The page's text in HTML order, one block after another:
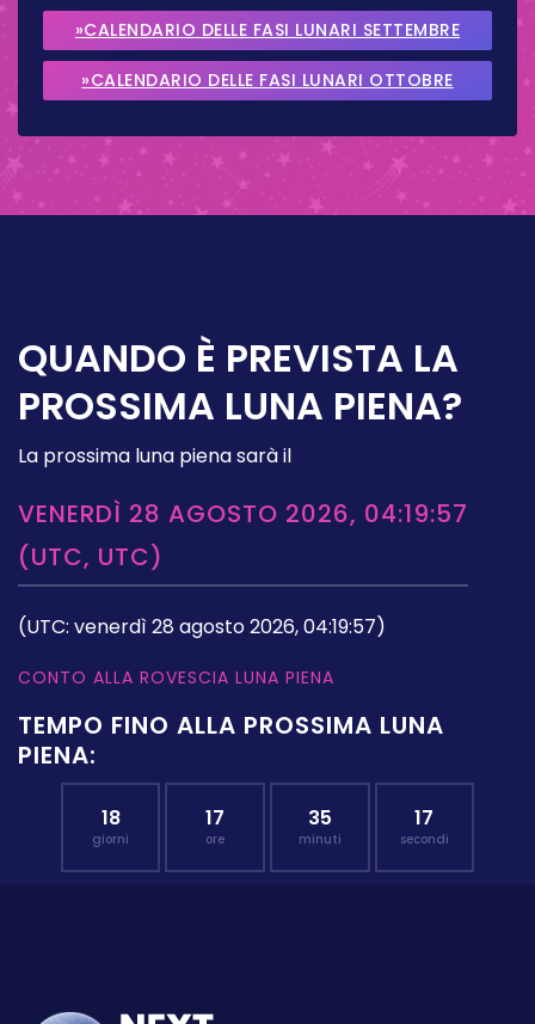
2026
»CALENDARIO DELLE FASI LUNARI SETTEMBRE
2026
»CALENDARIO DELLE FASI LUNARI OTTOBRE
QUANDO È PREVISTA LA
PROSSIMA LUNA PIENA?
La prossima luna piena sarà il
VENERDÌ 28 AGOSTO 2026, 04:19:57
(UTC, UTC)
(UTC: venerdì 28 agosto 2026, 04:19:57)
CONTO ALLA ROVESCIA LUNA PIENA
TEMPO FINO ALLA PROSSIMA LUNA
PIENA:
18
giorni
17
ore
35
minuti
17
secondi